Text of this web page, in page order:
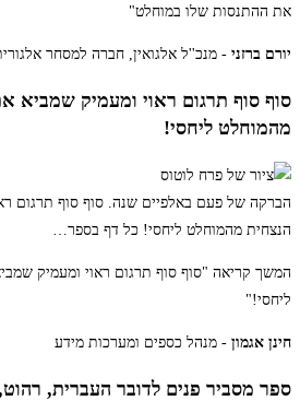
את ההתנסות שלו במוחלט"
יורם ברזני- מנכ''ל אלגואין, חברה למסחר
סוף סוף תרגום ראוי ומעמיק שמביא
מהמוחלט ליחסי!
הברקה של פעם באלפיים שנה. סוף סוף תרגום
הנצחית מהמוחלט ליחסי! כל דף בספר…
המשך קריאה"סוף סוף תרגום ראוי ומעמיק
ליחסי!"
חינן אגמון- מנהל כספים ומערכות מידע
ספר מסביר פנים לדובר העברית,